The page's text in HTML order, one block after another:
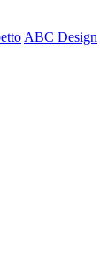
ABC Design